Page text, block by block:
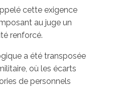
cette exigence
au juge un
renforcé.
a été transposée
où les écarts
de personnels